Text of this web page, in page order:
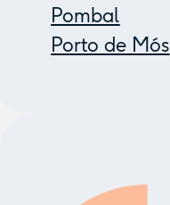
Pombal
Porto de Mós